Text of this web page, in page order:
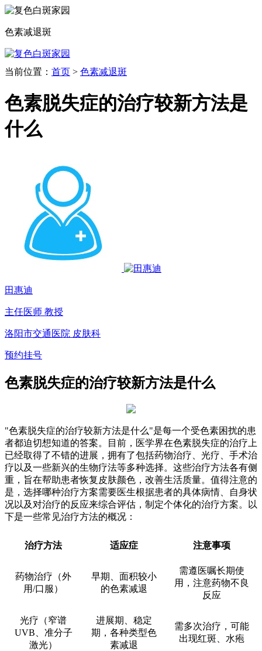
色素减退斑
当前位置： 首页 > 色素减退斑
色素脱失症的治疗较新方法是
什么
田惠迪
主任医师 教授
洛阳市交通医院 皮肤科
预约挂号
色素脱失症的治疗较新方法是什么
"色素脱失症的治疗较新方法是什么"是每一个受色素困扰的患
者都迫切想知道的答案。目前，医学界在色素脱失症的治疗上
已经取得了不错的进展，拥有了包括药物治疗、光疗、手术治
疗以及一些新兴的生物疗法等多种选择。这些治疗方法各有侧
重，旨在帮助患者恢复皮肤颜色，改善生活质量。值得注意的
是，选择哪种治疗方案需要医生根据患者的具体病情、自身状
况以及对治疗的反应来综合评估，制定个体化的治疗方案。以
下是一些常见治疗方法的概况：
治疗方法 适应症 注意事项
药物治疗（外
用/口服）
早期、面积较小
的色素减退
需遵医嘱长期使
用，注意药物不良
反应
光疗（窄谱
UVB、准分子
激光）
进展期、稳定
期，各种类型色
素减退
需多次治疗，可能
出现红斑、水疱